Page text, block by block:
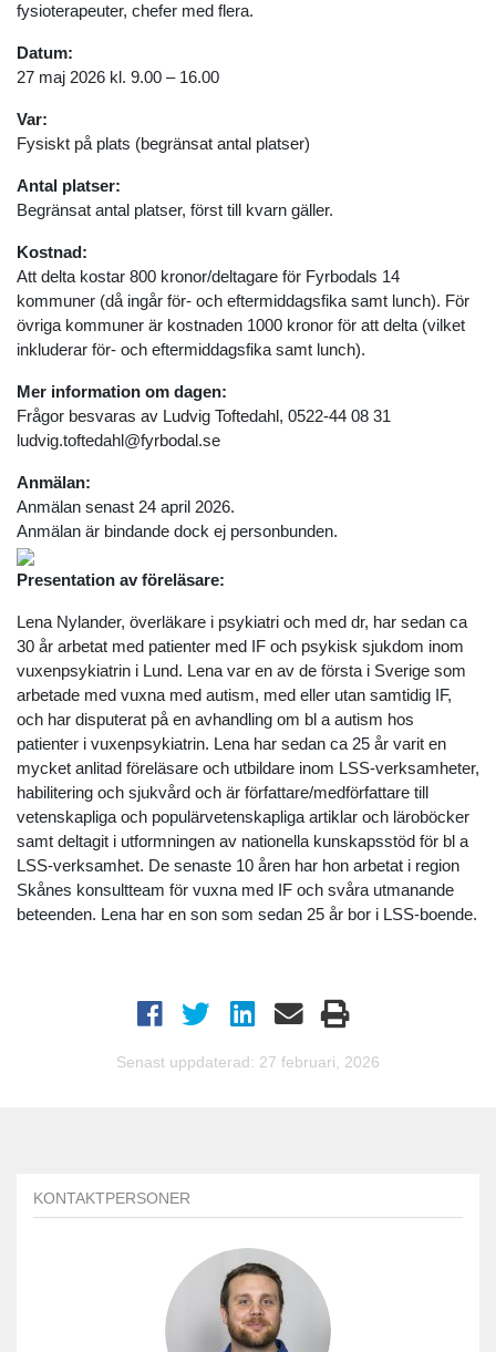
fysioterapeuter, chefer med flera.
Datum:
27 maj 2026 kl. 9.00 – 16.00
Var:
Fysiskt på plats (begränsat antal platser)
Antal platser:
Begränsat antal platser, först till kvarn gäller.
Kostnad:
Att delta kostar 800 kronor/deltagare för Fyrbodals 14
kommuner (då ingår för- och eftermiddagsfika samt lunch). För
övriga kommuner är kostnaden 1000 kronor för att delta (vilket
inkluderar för- och eftermiddagsfika samt lunch).
Mer information om dagen:
Frågor besvaras av Ludvig Toftedahl, 0522-44 08 31
ludvig.toftedahl@fyrbodal.se
Anmälan:
Anmälan senast 24 april 2026.
Anmälan är bindande dock ej personbunden.
Presentation av föreläsare:
Lena Nylander, överläkare i psykiatri och med dr, har sedan ca
30 år arbetat med patienter med IF och psykisk sjukdom inom
vuxenpsykiatrin i Lund. Lena var en av de första i Sverige som
arbetade med vuxna med autism, med eller utan samtidig IF,
och har disputerat på en avhandling om bl a autism hos
patienter i vuxenpsykiatrin. Lena har sedan ca 25 år varit en
mycket anlitad föreläsare och utbildare inom LSS-verksamheter,
habilitering och sjukvård och är författare/medförfattare till
vetenskapliga och populärvetenskapliga artiklar och läroböcker
samt deltagit i utformningen av nationella kunskapsstöd för bl a
LSS-verksamhet. De senaste 10 åren har hon arbetat i region
Skånes konsultteam för vuxna med IF och svåra utmanande
beteenden. Lena har en son som sedan 25 år bor i LSS-boende.
Senast uppdaterad: 27 februari, 2026
KONTAKTPERSONER